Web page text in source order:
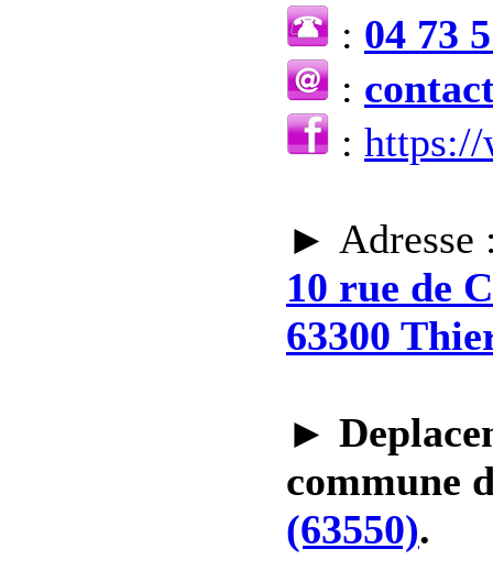
: 04 73
:
:
► Adresse
10 rue de
63300
►
commune
(63550).